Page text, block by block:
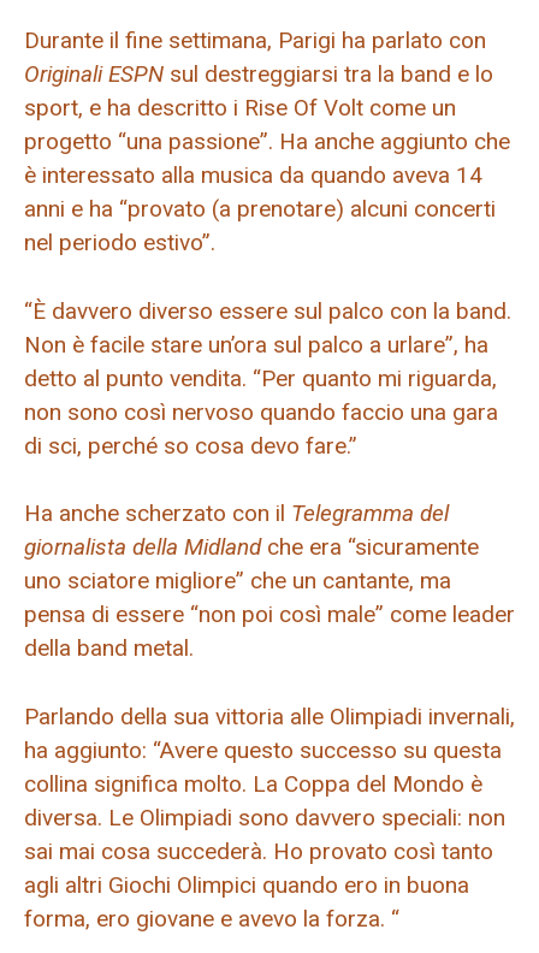
Durante il fine settimana, Parigi ha parlato con
Originali ESPN sul destreggiarsi tra la band e lo
sport, e ha descritto i Rise Of Volt come un
progetto “una passione”. Ha anche aggiunto che
è interessato alla musica da quando aveva 14
anni e ha “provato (a prenotare) alcuni concerti
nel periodo estivo”.
“È davvero diverso essere sul palco con la band.
Non è facile stare un’ora sul palco a urlare”, ha
detto al punto vendita. “Per quanto mi riguarda,
non sono così nervoso quando faccio una gara
di sci, perché so cosa devo fare.”
Ha anche scherzato con il Telegramma del
giornalista della Midlandche era “sicuramente
uno sciatore migliore” che un cantante, ma
pensa di essere “non poi così male” come leader
della band metal.
Parlando della sua vittoria alle Olimpiadi invernali,
ha aggiunto: “Avere questo successo su questa
collina significa molto. La Coppa del Mondo è
diversa. Le Olimpiadi sono davvero speciali: non
sai mai cosa succederà. Ho provato così tanto
agli altri Giochi Olimpici quando ero in buona
forma, ero giovane e avevo la forza. “